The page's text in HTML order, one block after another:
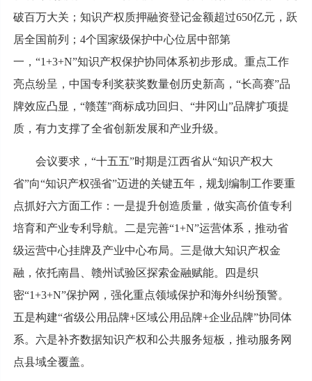
破百万大关；知识产权质押融资登记金额超过650亿元，跃
居全国前列；4个国家级保护中心位居中部第
一，“1+3+N”知识产权保护协同体系初步形成。重点工作
亮点纷呈，中国专利奖获奖数量创历史新高，“长高赛”品
牌效应凸显，“赣莲”商标成功回归、“井冈山”品牌扩项提
质，有力支撑了全省创新发展和产业升级。
会议要求，“十五五”时期是江西省从“知识产权大
省”向“知识产权强省”迈进的关键五年，规划编制工作要重
点抓好六方面工作：一是提升创造质量，做实高价值专利
培育和产业专利导航。二是完善“1+N”运营体系，推动省
级运营中心挂牌及产业中心布局。三是做大知识产权金
融，依托南昌、赣州试验区探索金融赋能。四是织
密“1+3+N”保护网，强化重点领域保护和海外纠纷预警。
五是构建“省级公用品牌+区域公用品牌+企业品牌”协同体
系。六是补齐数据知识产权和公共服务短板，推动服务网
点县域全覆盖。